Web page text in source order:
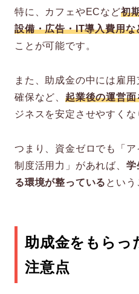
特に、カフェやECなど初
設備・広告・IT導入費用
ことが可能です。
また、助成金の中には雇
確保など、 起業後の運営
ジネスを安定させやすくな
つまり、資金ゼロでも「
制度活用力」があれば、 学
る環境が整っている という
助成金をもらっ
注意点